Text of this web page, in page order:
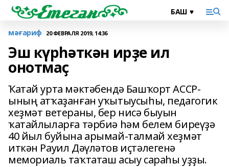
мәғариф 20 ФЕВРАЛЯ 2019, 14:36
Эш күрһәткән ирҙе ил
онотмаҫ
Ҡатай урта мәктәбендә Башҡорт АССР-
ының атҡаҙанған уҡытыусыһы, педагогик
хеҙмәт ветераны, бер нисә быуын
ҡатайлыларға тәрбиә һәм белем биреүҙә
40 йыл буйына арымай-талмай хеҙмәт
иткән Рауил Дәүләтов иҫтәлегенә
мемориаль таҡтаташ асыу сараһы уҙҙы.